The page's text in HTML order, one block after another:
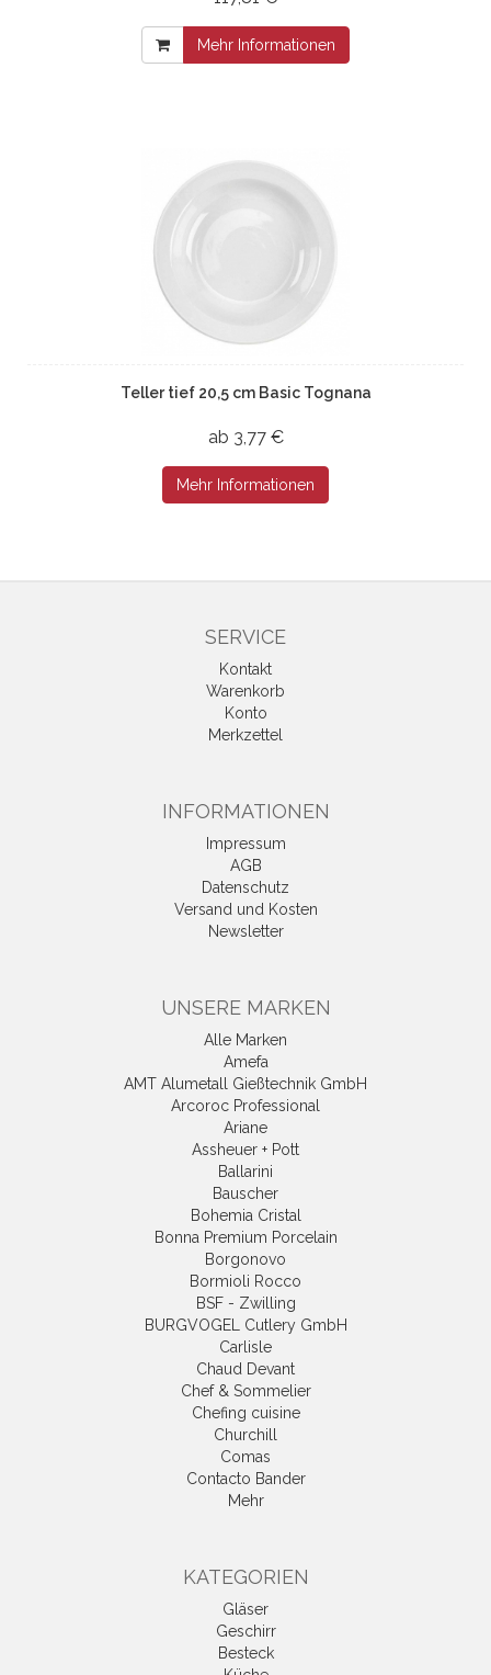
Mehr Informationen
Teller tief 20,5 cm Basic Tognana
ab 3,77 €
Mehr Informationen
SERVICE
Kontakt
Warenkorb
Konto
Merkzettel
INFORMATIONEN
Impressum
AGB
Datenschutz
Versand und Kosten
Newsletter
UNSERE MARKEN
Alle Marken
Amefa
AMT Alumetall Gießtechnik GmbH
Arcoroc Professional
Ariane
Assheuer + Pott
Ballarini
Bauscher
Bohemia Cristal
Bonna Premium Porcelain
Borgonovo
Bormioli Rocco
BSF - Zwilling
BURGVOGEL Cutlery GmbH
Carlisle
Chaud Devant
Chef & Sommelier
Chefing cuisine
Churchill
Comas
Contacto Bander
Mehr
KATEGORIEN
Gläser
Geschirr
Besteck